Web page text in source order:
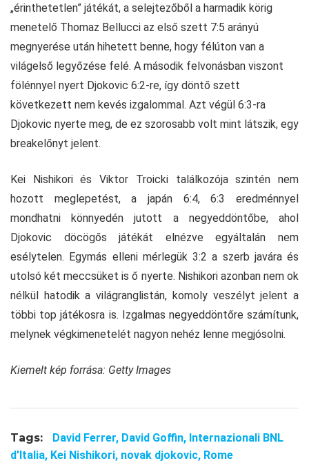
„érinthetetlen” játékát, a selejtezőből a harmadik körig
menetelő Thomaz Bellucci az első szett 7:5 arányú
megnyerése után hihetett benne, hogy félúton van a
világelső legyőzése felé. A második felvonásban viszont
fölénnyel nyert Djokovic 6:2-re, így döntő szett
következett nem kevés izgalommal. Azt végül 6:3-ra
Djokovic nyerte meg, de ez szorosabb volt mint látszik, egy
breakelőnyt jelent.
Kei Nishikori és Viktor Troicki találkozója szintén nem
hozott meglepetést, a japán 6:4, 6:3 eredménnyel
mondhatni könnyedén jutott a negyeddöntőbe, ahol
Djokovic döcögős játékát elnézve egyáltalán nem
esélytelen. Egymás elleni mérlegük 3:2 a szerb javára és
utolsó két meccsüket is ő nyerte. Nishikori azonban nem ok
nélkül hatodik a világranglistán, komoly veszélyt jelent a
többi top játékosra is. Izgalmas negyeddöntőre számítunk,
melynek végkimenetelét nagyon nehéz lenne megjósolni.
Kiemelt kép forrása: Getty Images
Tags: David Ferrer, David Goffin, Internazionali BNL
d'Italia, Kei Nishikori, novak djokovic, Rome